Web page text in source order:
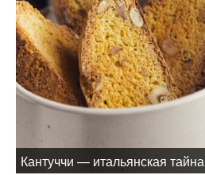
Кантуччи — итальянская тайна